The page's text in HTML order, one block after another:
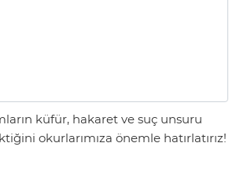
küfür, hakaret ve suç unsuru
okurlarımıza önemle hatırlatırız!